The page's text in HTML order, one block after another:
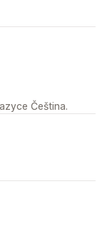
Čeština.